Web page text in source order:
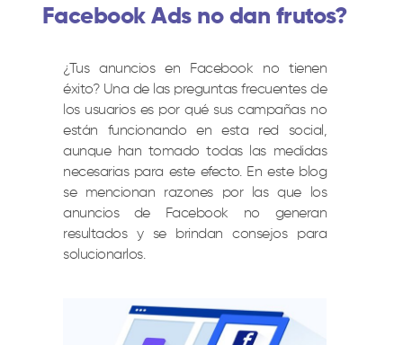
Facebook Ads no dan frutos?
¿Tus anuncios en Facebook no tienen
éxito? Una de las preguntas frecuentes de
los usuarios es por qué sus campañas no
están funcionando en esta red social,
aunque han tomado todas las medidas
necesarias para este efecto. En este blog
se mencionan razones por las que los
anuncios de Facebook no generan
resultados y se brindan consejos para
solucionarlos.